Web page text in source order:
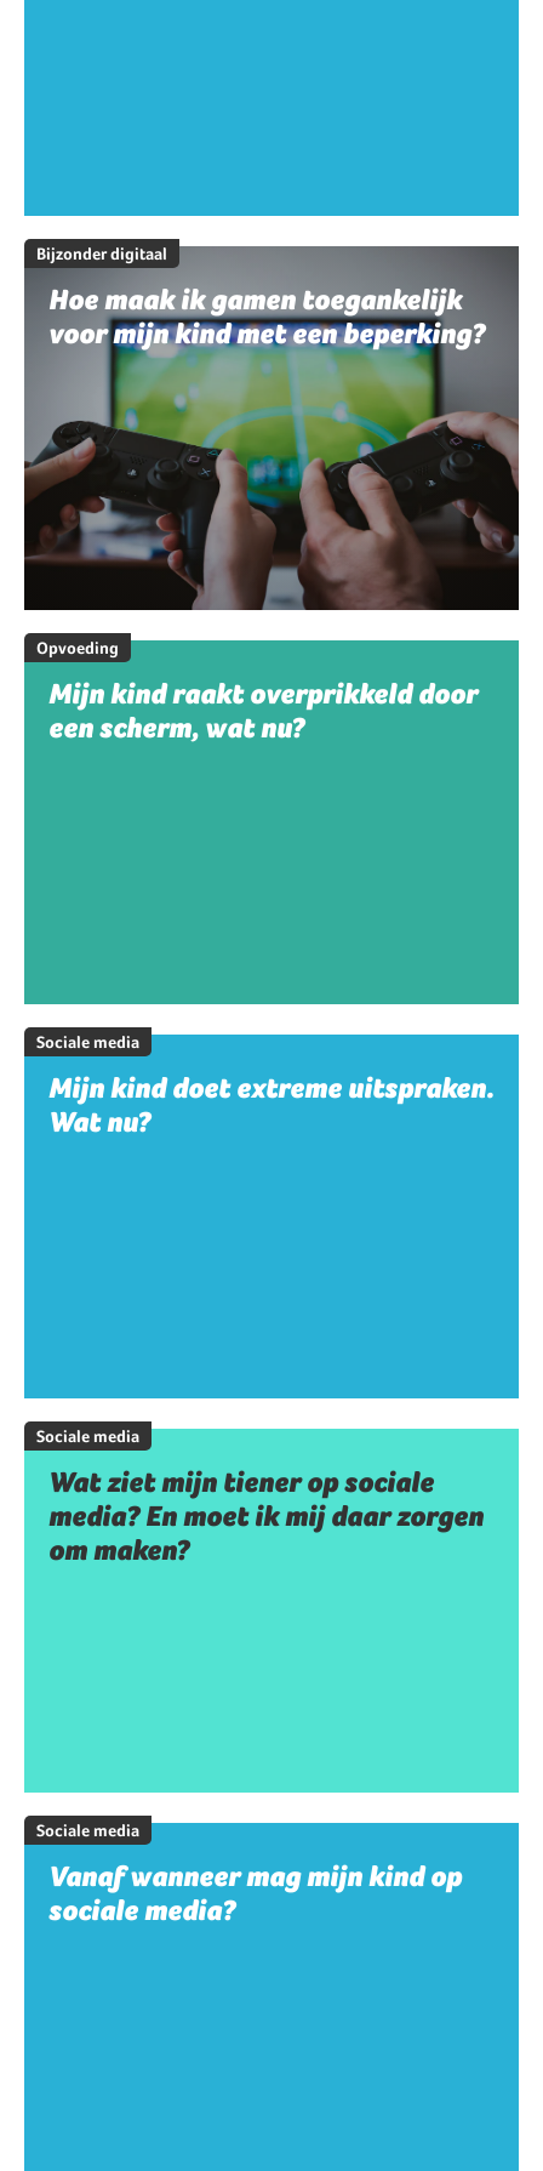
Bijzonder digitaal
Hoe maak ik gamen toegankelijk
voor mijn kind met een beperking?
Opvoeding
Mijn kind raakt overprikkeld door
een scherm, wat nu?
Sociale media
Mijn kind doet extreme uitspraken.
Wat nu?
Sociale media
Wat ziet mijn tiener op sociale
media? En moet ik mij daar zorgen
om maken?
Sociale media
Vanaf wanneer mag mijn kind op
sociale media?